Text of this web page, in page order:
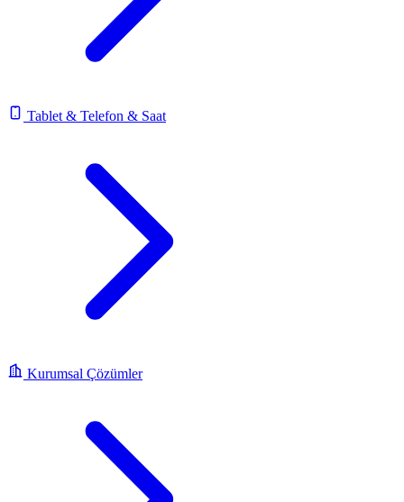
Tablet & Telefon & Saat
Kurumsal Çözümler